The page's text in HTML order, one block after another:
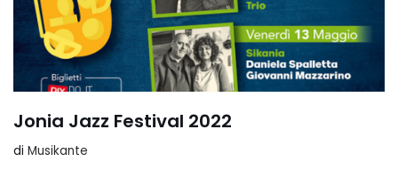
Jonia Jazz Festival 2022
di Musikante